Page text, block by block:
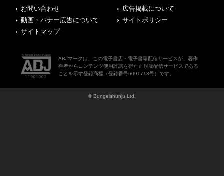
お問い合わせ
広告掲載について
動画・バナー広告について
サイトポリシー
サイトマップ
ABJマークは、この電子書店・電子書籍配信サービスが、著作
権者からコンテンツ使用許諾を得た正規版配信サービスである
ことを示す登録商標（登録番号6091713号）です。
© Bungeishunju Ltd.